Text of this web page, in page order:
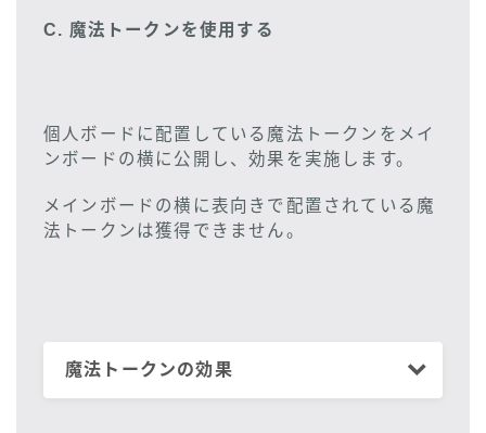
C. 魔法トークンを使用する
個人ボードに配置している魔法トークンをメイ
ンボードの横に公開し、効果を実施します。
メインボードの横に表向きで配置されている魔
法トークンは獲得できません。
魔法トークンの効果